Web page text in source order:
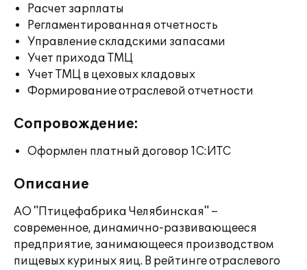
Расчет зарплаты
Регламентированная отчетность
Управление складскими запасами
Учет прихода ТМЦ
Учет ТМЦ в цеховых кладовых
Формирование отраслевой отчетности
Сопровождение:
Оформлен платный договор 1С:ИТС
Описание
АО "Птицефабрика Челябинская" –
современное, динамично-развивающееся
предприятие, занимающееся производством
пищевых куриных яиц. В рейтинге отраслевого